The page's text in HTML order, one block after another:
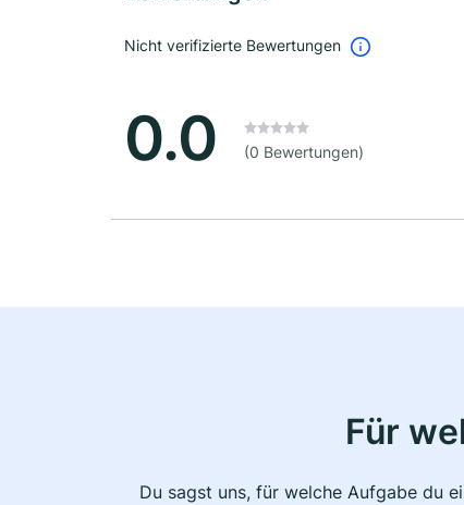
Nicht verifizierte Bewertungen
0.0 (0 Bewertungen)
Für
Du sagst uns, für welche Aufgabe du